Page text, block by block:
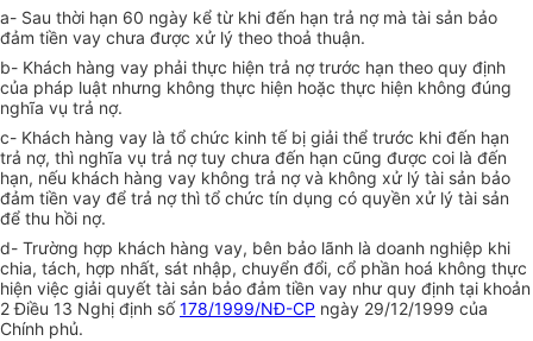
a- Sau thời hạn 60 ngày kể từ khi đến hạn trả nợ mà tài sản bảo
đảm tiền vay chưa được xử lý theo thoả thuận.
b- Khách hàng vay phải thực hiện trả nợ trước hạn theo quy định
của pháp luật nhưng không thực hiện hoặc thực hiện không đúng
nghĩa vụ trả nợ.
c- Khách hàng vay là tổ chức kinh tế bị giải thể trước khi đến hạn
trả nợ, thì nghĩa vụ trả nợ tuy chưa đến hạn cũng được coi là đến
hạn, nếu khách hàng vay không trả nợ và không xử lý tài sản bảo
đảm tiền vay để trả nợ thì tổ chức tín dụng có quyền xử lý tài sản
để thu hồi nợ.
d- Trường hợp khách hàng vay, bên bảo lãnh là doanh nghiệp khi
chia, tách, hợp nhất, sát nhập, chuyển đổi, cổ phần hoá không thực
hiện việc giải quyết tài sản bảo đảm tiền vay như quy định tại khoản
2 Điều 13 Nghị định số178/1999/NĐ-CP ngày 29/12/1999 của
Chính phủ.